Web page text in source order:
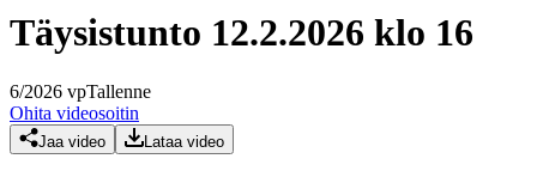
Täysistunto 12.2.2026 klo 16
6/2026 vpTallenne
Ohita videosoitin
Jaa video Lataa video